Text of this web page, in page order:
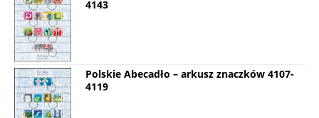
4143
Polskie Abecadło – arkusz znaczków 4107-
4119